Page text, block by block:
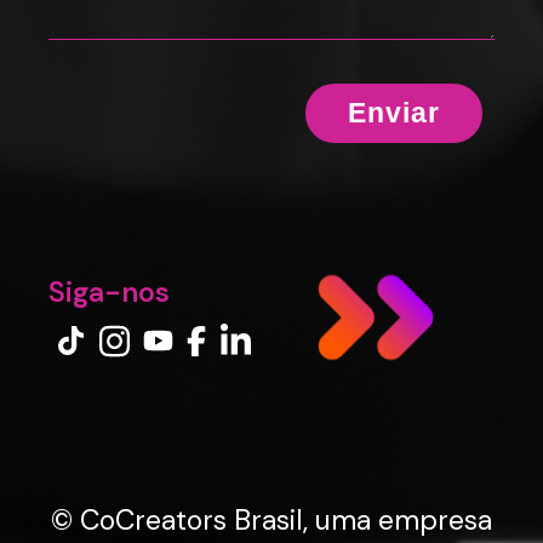
Siga-nos
© CoCreators Brasil, uma empresa